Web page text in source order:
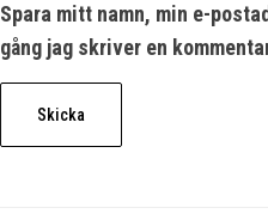
Spara mitt namn, min e-
gång jag skriver en